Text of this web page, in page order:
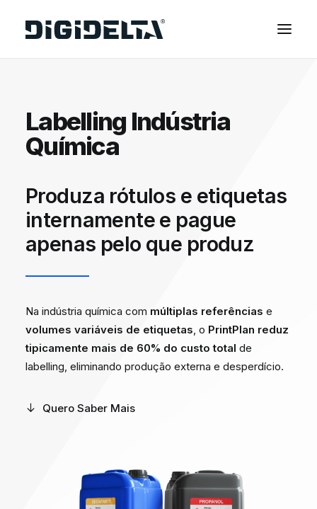
APLICAÇÕES
FINANCIAMENTO
CONTACTOS
SOBRE NÓS
MARCAS
RECURSOS
DIGIDELTA ACADEMY
IDIOMA
Labelling Indústria
Química
Produza rótulos e etiquetas
internamente e pague
apenas pelo que produz
Na indústria química com múltiplas referências e
volumes variáveis de etiquetas, o PrintPlan reduz
tipicamente mais de 60% do custo total de
labelling, eliminando produção externa e desperdício.
Quero Saber Mais